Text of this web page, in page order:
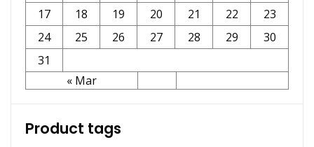
17
18 19 20 21 22
23
24
25 26 27 28 29
30
31
« Mar
Product tags